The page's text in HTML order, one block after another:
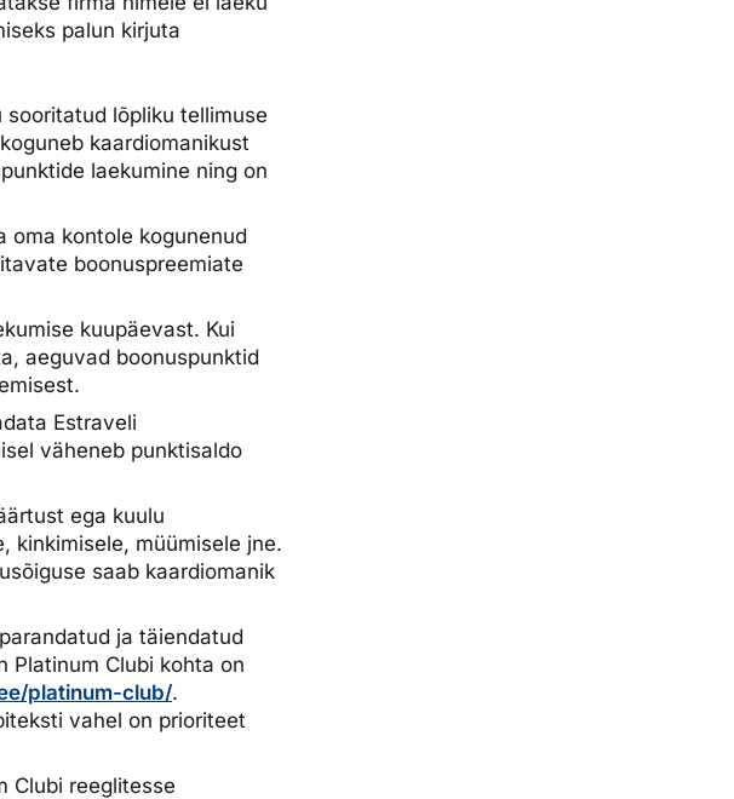
palun kirjuta
sooritatud lõpliku tellimuse
kaardiomanikust
laekumine ning on
oma kontole kogunenud
boonuspreemiate
kuupäevast. Kui
aeguvad boonuspunktid
Estraveli
väheneb punktisaldo
ega kuulu
kinkimisele, müümisele jne.
saab kaardiomanik
ja täiendatud
Platinum Clubi kohta on
platinum-club/.
vahel on prioriteet
Clubi reeglitesse